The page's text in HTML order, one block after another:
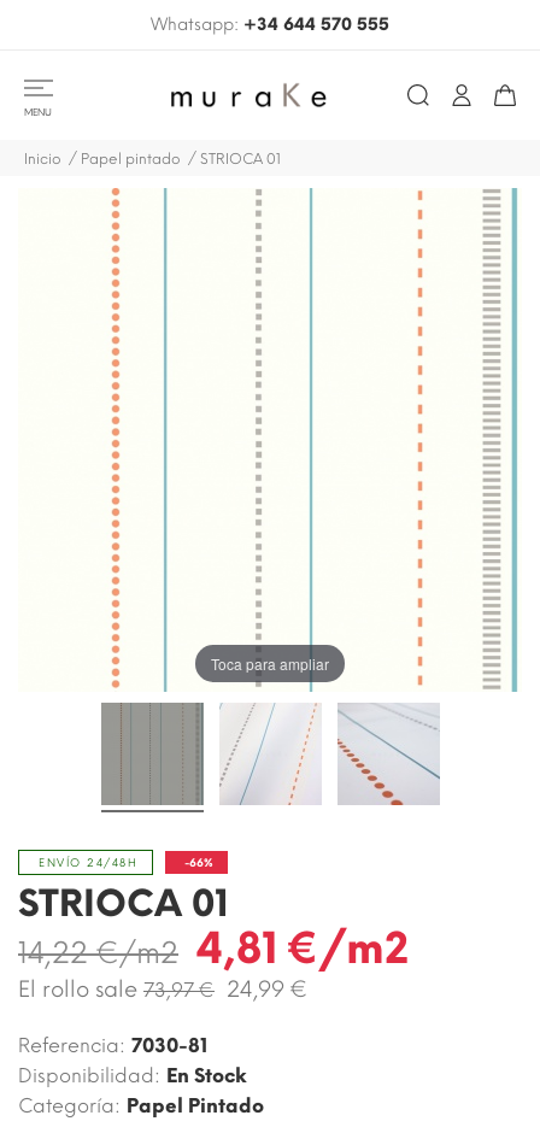
Whatsapp: +34 644 570 555
MENU
Inicio Papel pintado STRIOCA 01
Toca para ampliar
ENVÍO 24/48H -66%
STRIOCA 01
14,22 €/m2 4,81 €/m2
El rollo sale 73,97 € 24,99 €
Referencia: 7030-81
Disponibilidad: En Stock
Categoría: Papel Pintado